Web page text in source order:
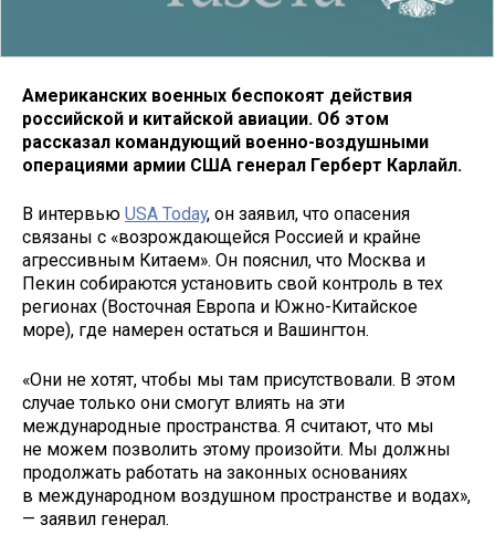
Американских военных беспокоят действия
российской и китайской авиации. Об этом
рассказал командующий военно-воздушными
операциями армии США генерал Герберт Карлайл.
В интервью USA Today, он заявил, что опасения
связаны с «возрождающейся Россией и крайне
агрессивным Китаем». Он пояснил, что Москва и
Пекин собираются установить свой контроль в тех
регионах (Восточная Европа и Южно-Китайское
море), где намерен остаться и Вашингтон.
«Они не хотят, чтобы мы там присутствовали. В этом
случае только они смогут влиять на эти
международные пространства. Я считают, что мы
не можем позволить этому произойти. Мы должны
продолжать работать на законных основаниях
в международном воздушном пространстве и водах»,
— заявил генерал.